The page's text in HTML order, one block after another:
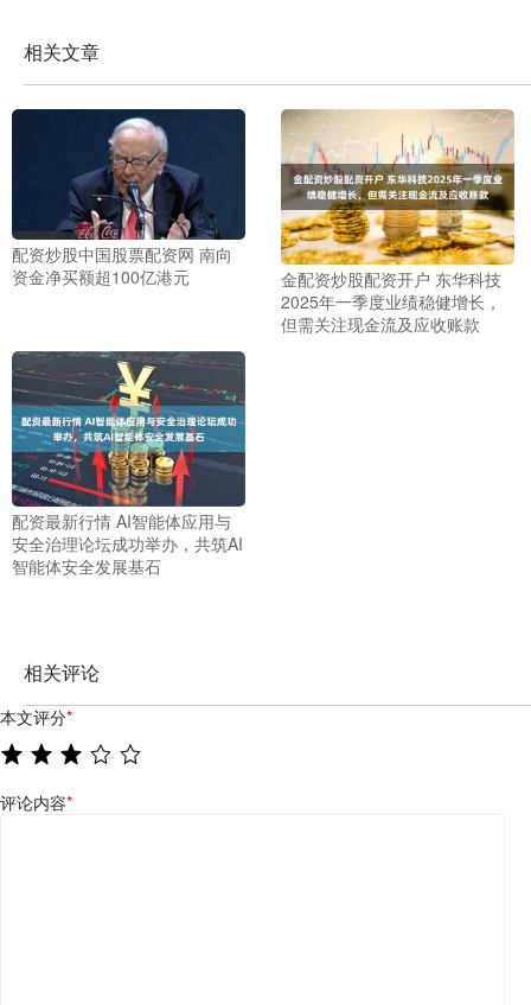
相关文章
配资炒股中国股票配资网 南向
资金净买额超100亿港元
金配资炒股配资开户 东华科技
2025年一季度业绩稳健增长，
但需关注现金流及应收账款
配资最新行情 AI智能体应用与
安全治理论坛成功举办，共筑AI
智能体安全发展基石
相关评论
本文评分*
评论内容*